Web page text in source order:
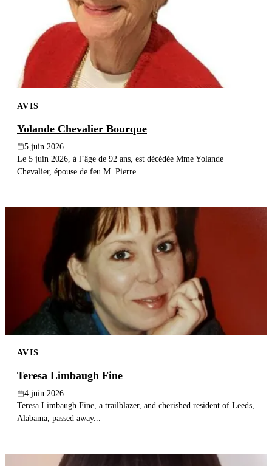
AVIS
Yolande Chevalier Bourque
5 juin 2026
Le 5 juin 2026, à l’âge de 92 ans, est décédée Mme Yolande
Chevalier, épouse de feu M. Pierre...
AVIS
Teresa Limbaugh Fine
4 juin 2026
Teresa Limbaugh Fine, a trailblazer, and cherished resident of Leeds,
Alabama, passed away...